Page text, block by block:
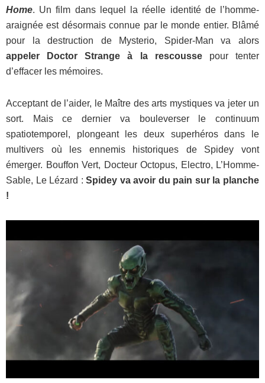
Home. Un film dans lequel la réelle identité de l’homme-
araignée est désormais connue par le monde entier. Blâmé
pour la destruction de Mysterio, Spider-Man va alors
appeler Doctor Strange à la rescoussepour tenter
d’effacer les mémoires.
Acceptant de l’aider, le Maître des arts mystiques va jeter un
sort. Mais ce dernier va bouleverser le continuum
spatiotemporel, plongeant les deux superhéros dans le
multivers où les ennemis historiques de Spidey vont
émerger. Bouffon Vert, Docteur Octopus, Electro, L’Homme-
Sable, Le Lézard :Spidey va avoir du pain sur la planche
!